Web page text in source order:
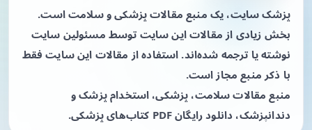
پزشک سایت، یک منبع مقالات پزشکی و سلامت است.
بخش زیادی از مقالات این سایت توسط مسئولین سایت
نوشته یا ترجمه شده‌اند. استفاده از مقالات این سایت فقط
با ذکر منبع مجاز است.
منبع مقالات سلامت، پزشکی، استخدام پزشک و
دندانپزشک، دانلود رایگان PDF کتاب‌های پزشکی.